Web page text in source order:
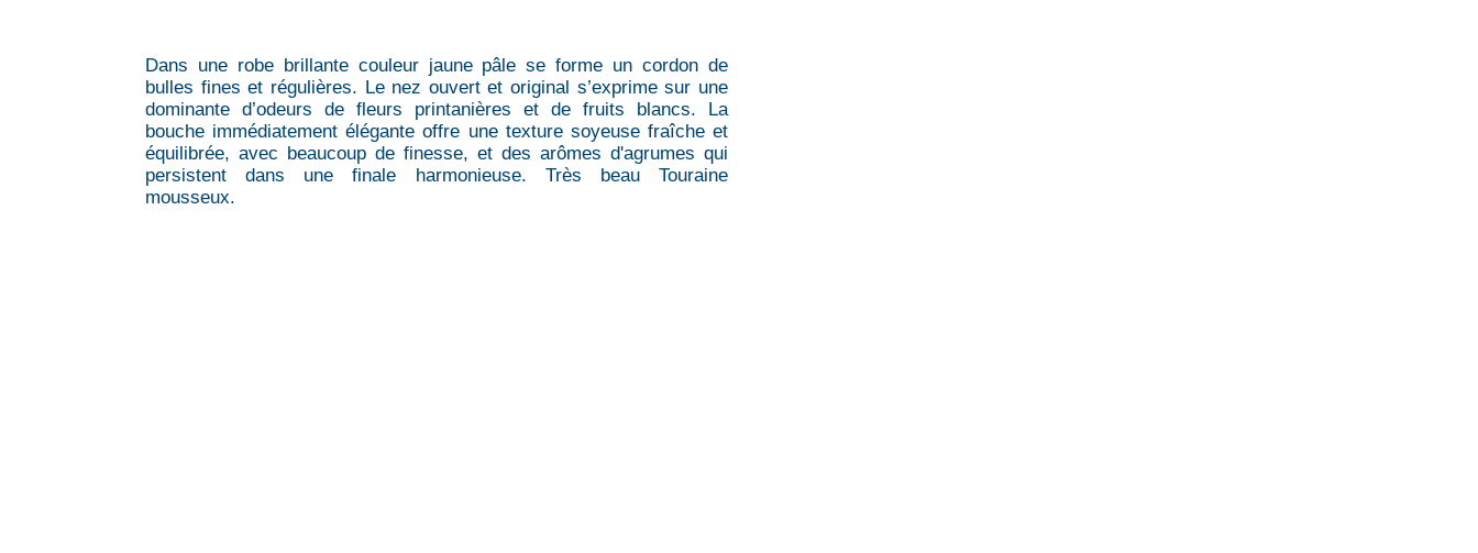
Dans une robe brillante couleur jaune pâle se forme un cordon de
bulles fines et régulières. Le nez ouvert et original s’exprime sur une
dominante d’odeurs de fleurs printanières et de fruits blancs. La
bouche immédiatement élégante offre une texture soyeuse fraîche et
équilibrée, avec beaucoup de finesse, et des arômes d'agrumes qui
persistent dans une finale harmonieuse. Très beau Touraine
mousseux.